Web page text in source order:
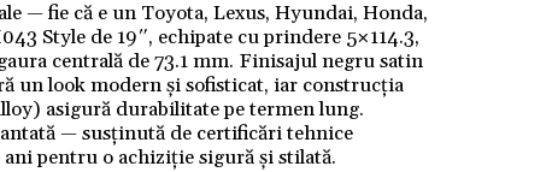
— fie că e un Toyota, Lexus, Hyundai, Honda,
Style de 19″, echipate cu prindere 5×114.3,
centrală de 73.1 mm. Finisajul negru satin
un look modern și sofisticat, iar construcția
asigură durabilitate pe termen lung.
— susținută de certificări tehnice
pentru o achiziție sigură și stilată.